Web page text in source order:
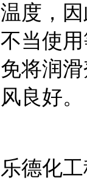
度，
当使
将润
良好。
德化